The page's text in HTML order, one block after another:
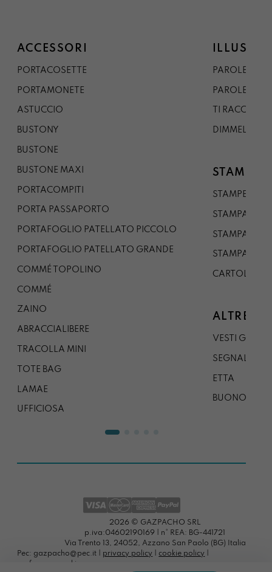
ACCESSORI
PORTACOSETTE
PORTAMONETE
ASTUCCIO
BUSTONY
BUSTONE
BUSTONE MAXI
PORTACOMPITI
PORTA PASSAPORTO
PORTAFOGLIO PATELLATO PICCOLO
PORTAFOGLIO PATELLATO GRANDE
COMMÉ TOPOLINO
COMMÉ
ZAINO
ABRACCIALIBERE
TRACOLLA MINI
TOTE BAG
LAMAE
UFFICIOSA
PAROLE DAL
PAROLE DA
TI
DIMMELO
STAMPE
STAMPE A5
STAMPA A3
STAMPA A1
STAMPA A0
CARTOLINA
ALTRE
VESTI
SEGNALIBRO
ETTA
BUONO
2026 © GAZPACHO SRL
p.iva:04602190169 | n° REA: BG-441721
Via Trento 13, 24052, Azzano San Paolo (BG) Italia
Pec: gazpacho@pec.it | privacy policy cookie policy
preferenze cookies